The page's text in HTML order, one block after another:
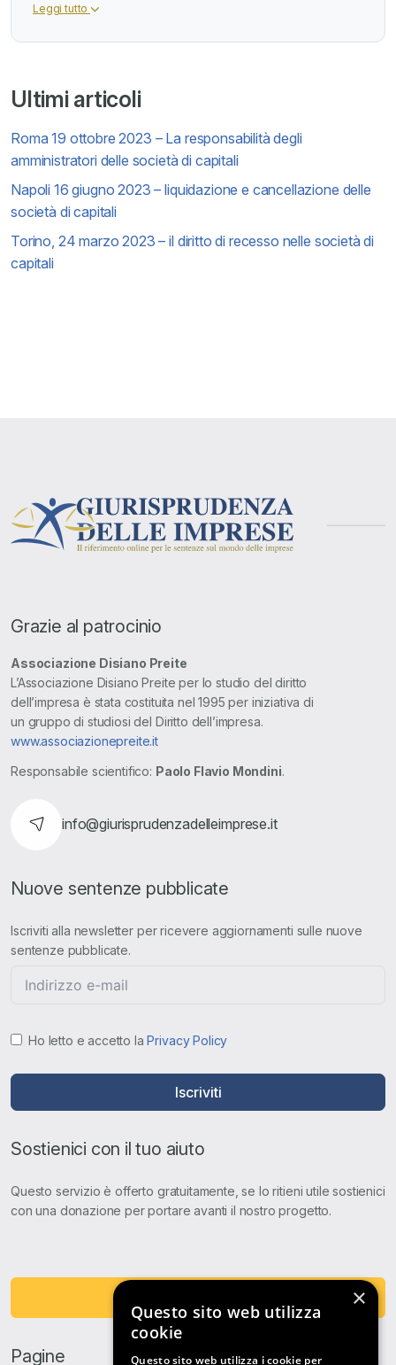
Ultimi articoli
Roma 19 ottobre 2023 – La responsabilità degli
amministratori delle società di capitali
Napoli 16 giugno 2023 – liquidazione e cancellazione delle
società di capitali
Torino, 24 marzo 2023 – il diritto di recesso nelle società di
capitali
Leggi tutto
Grazie al patrocinio
Associazione Disiano Preite
L’Associazione Disiano Preite per lo studio del diritto
dell’impresa è stata costituita nel 1995 per iniziativa di
un gruppo di studiosi del Diritto dell’impresa.
www.associazionepreite.it
Responsabile scientifico: Paolo Flavio Mondini.
info@giurisprudenzadelleimprese.it
Nuove sentenze pubblicate
Iscriviti alla newsletter per ricevere aggiornamenti sulle nuove
sentenze pubblicate.
Ho letto e accetto laPrivacy Policy
Iscriviti
Sostienici con il tuo aiuto
Questo servizio è offerto gratuitamente, se lo ritieni utile sostienici
con una donazione per portare avanti il nostro progetto.
Pagine
×
Questo sito web utilizza
cookie
Questo sito web utilizza i cookie per